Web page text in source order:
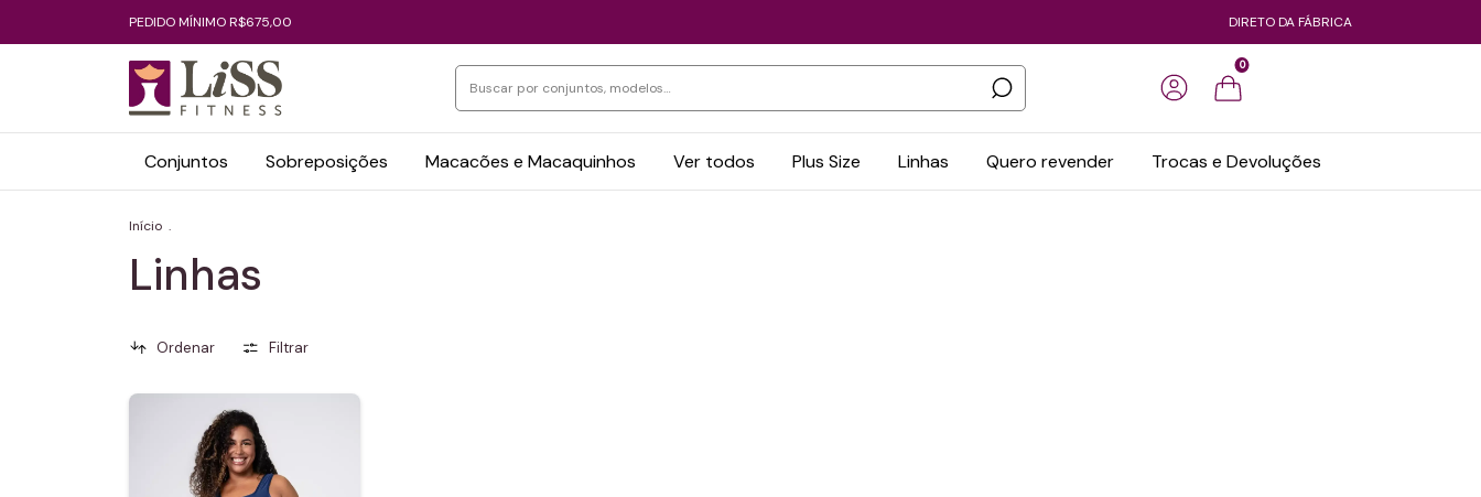
PEDIDO MÍNIMO R$675,00 DIRETO DA FÁBRICA
0
Conjuntos Sobreposições Macacões e Macaquinhos Ver todos Plus Size Linhas Quero revender Trocas e Devoluções
Início .
Linhas
Ordenar Filtrar